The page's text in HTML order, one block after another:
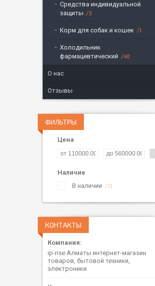
Средства индивидуальной
защиты
3
Корм для собак и кошек 1
Холодильник
фармацевтический
40
О нас
Отзывы
ФИЛЬТРЫ
Цена
Наличие
В наличии
13
КОНТАКТЫ
ip-rise Алматы интернет-магазин
товаров, бытовой техники,
электроники